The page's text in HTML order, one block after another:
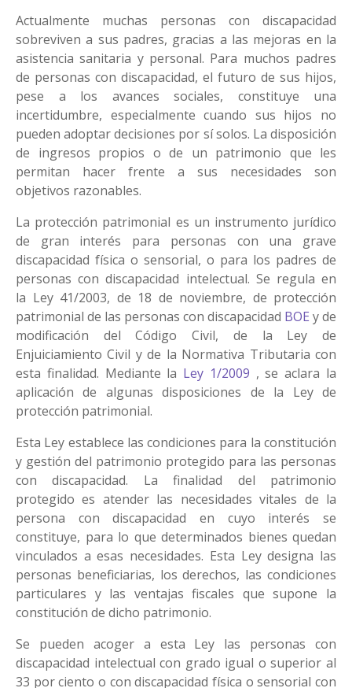
Actualmente muchas personas con discapacidad
sobreviven a sus padres, gracias a las mejoras en la
asistencia sanitaria y personal. Para muchos padres
de personas con discapacidad, el futuro de sus hijos,
pese a los avances sociales, constituye una
incertidumbre, especialmente cuando sus hijos no
pueden adoptar decisiones por sí solos. La disposición
de ingresos propios o de un patrimonio que les
permitan hacer frente a sus necesidades son
objetivos razonables.
La protección patrimonial es un instrumento jurídico
de gran interés para personas con una grave
discapacidad física o sensorial, o para los padres de
personas con discapacidad intelectual. Se regula en
la Ley 41/2003, de 18 de noviembre, de protección
patrimonial de las personas con discapacidad BOE y de
modificación del Código Civil, de la Ley de
Enjuiciamiento Civil y de la Normativa Tributaria con
esta finalidad. Mediante la Ley 1/2009 , se aclara la
aplicación de algunas disposiciones de la Ley de
protección patrimonial.
Esta Ley establece las condiciones para la constitución
y gestión del patrimonio protegido para las personas
con discapacidad. La finalidad del patrimonio
protegido es atender las necesidades vitales de la
persona con discapacidad en cuyo interés se
constituye, para lo que determinados bienes quedan
vinculados a esas necesidades. Esta Ley designa las
personas beneficiarias, los derechos, las condiciones
particulares y las ventajas fiscales que supone la
constitución de dicho patrimonio.
Se pueden acoger a esta Ley las personas con
discapacidad intelectual con grado igual o superior al
33 por ciento o con discapacidad física o sensorial con